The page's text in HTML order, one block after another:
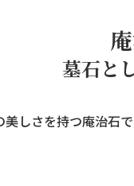
墓石と
しさを持つ庵治石